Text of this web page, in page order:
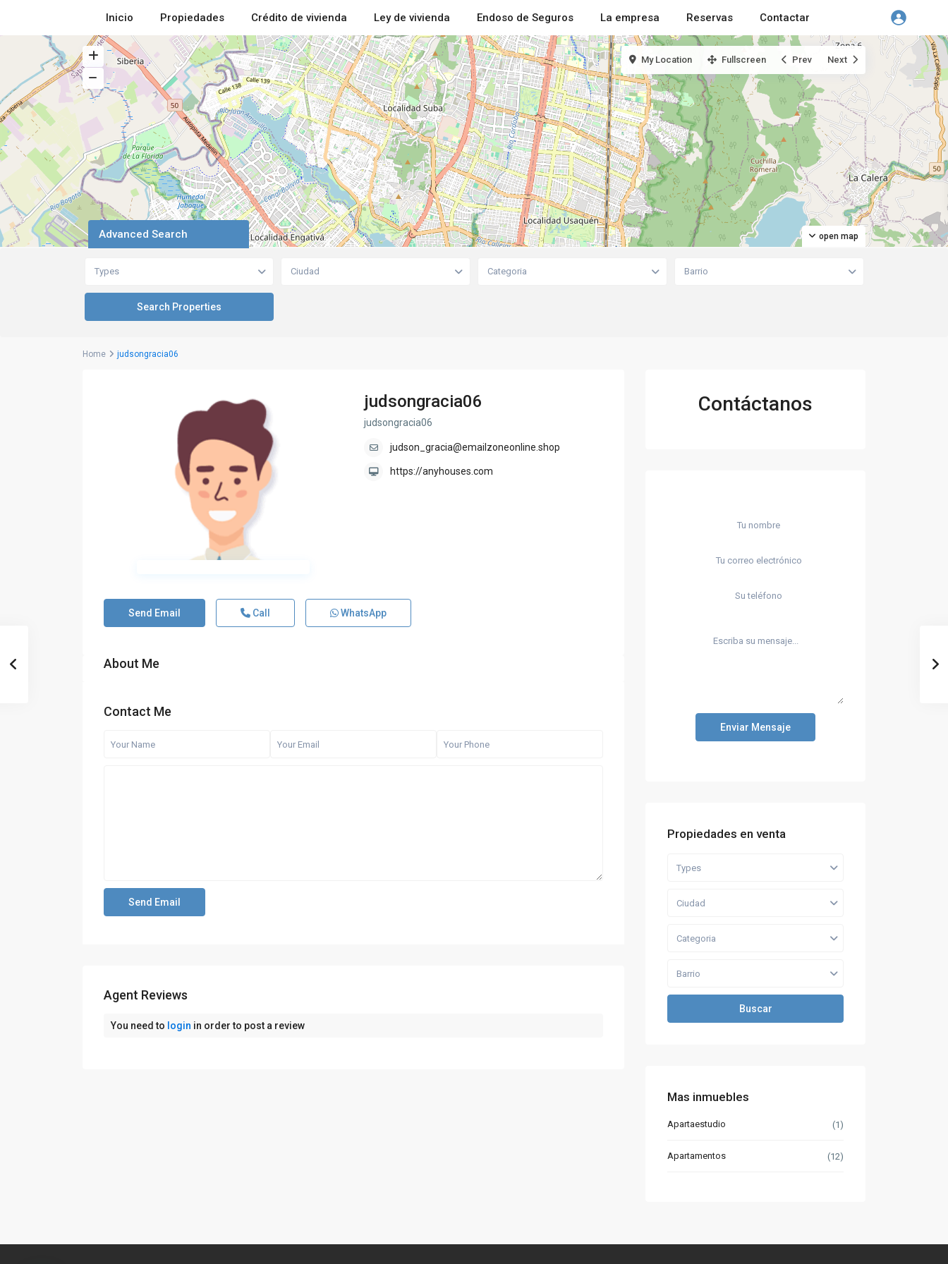
Inicio Propiedades Crédito de vivienda Ley de vivienda Endoso de Seguros La empresa Reservas Contactar
open map
My Location Fullscreen Prev Next
Advanced Search
Types Ciudad Categoria Barrio
Home judsongracia06
judsongracia06
judsongracia06
judson_gracia@emailzoneonline.shop
https://anyhouses.com
Send Email Call WhatsApp
About Me
Contact Me
Agent Reviews
You need to login in order to post a review
Contáctanos
Enviar Mensaje
Propiedades en venta
Types
Ciudad
Categoria
Barrio
Buscar
Mas inmuebles
Apartaestudio (1)
Apartamentos (12)